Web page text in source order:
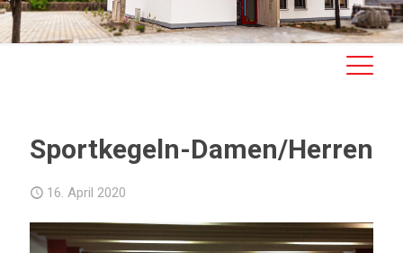
Sportkegeln-Damen/Herren
16. April 2020